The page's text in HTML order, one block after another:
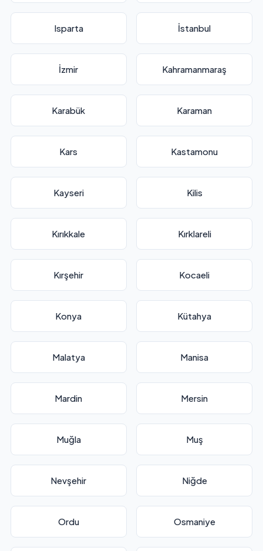
Isparta İstanbul
İzmir Kahramanmaraş
Karabük Karaman
Kars Kastamonu
Kayseri Kilis
Kırıkkale Kırklareli
Kırşehir Kocaeli
Konya Kütahya
Malatya Manisa
Mardin Mersin
Muğla Muş
Nevşehir Niğde
Ordu Osmaniye